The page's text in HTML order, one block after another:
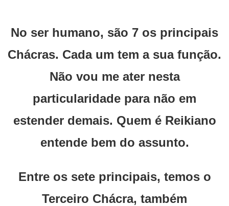
No ser humano, são 7 os principais
Chácras. Cada um tem a sua função.
Não vou me ater nesta
particularidade para não em
estender demais. Quem é Reikiano
entende bem do assunto.
Entre os sete principais, temos o
Terceiro Chácra, também